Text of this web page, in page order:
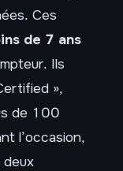
Ces
de 7 ans
Ils
»,
de 100
l’occasion,